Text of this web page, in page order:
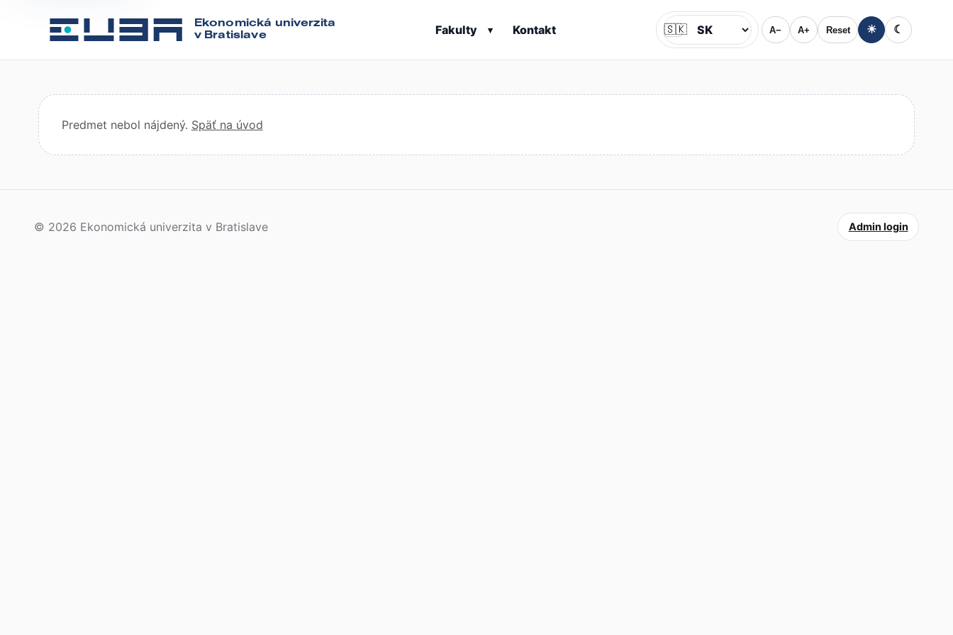
Ekonomická univerzita
v Bratislave
Fakulty ▾ Kontakt Jazyk
🇸🇰 A− A+ Reset ☀ ☾
Predmet nebol nájdený. Späť na úvod
© 2026 Ekonomická univerzita v Bratislave Admin login